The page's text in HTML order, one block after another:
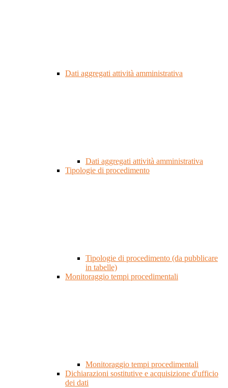
Dati aggregati attività amministrativa
Dati aggregati attività amministrativa
Tipologie di procedimento
Tipologie di procedimento (da pubblicare
in tabelle)
Monitoraggio tempi procedimentali
Monitoraggio tempi procedimentali
Dichiarazioni sostitutive e acquisizione d'ufficio
dei dati